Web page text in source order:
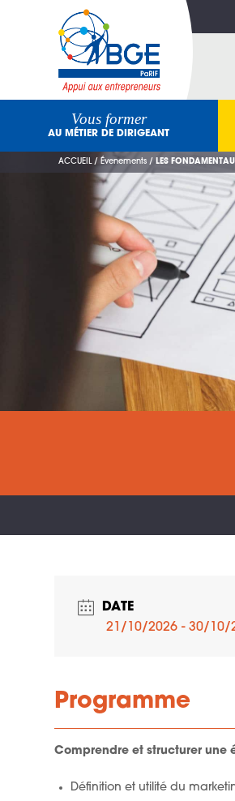
Vous former
AU MÉTIER DE DIRIGEANT
ACCUEIL/ Évenements / LES
DATE
21/10/2026 - 30/10/
Programme
Comprendre et structurer une
Définition et utilité du